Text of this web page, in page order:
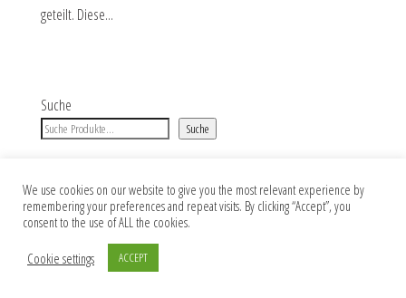
geteilt. Diese...
Suche
Suche
Impressum Datenschutz AGB
Copyright 2026 Jana Skora DESIGNS. Alle Rechte vorbehalten.
We use cookies on our website to give you the most relevant experience by
remembering your preferences and repeat visits. By clicking “Accept”, you
consent to the use of ALL the cookies.
Cookie settings
ACCEPT